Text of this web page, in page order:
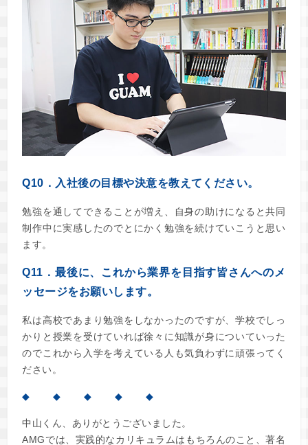
Q10．入社後の目標や決意を教えてください。
勉強を通してできることが増え、自身の助けになると共同
制作中に実感したのでとにかく勉強を続けていこうと思い
ます。
Q11．最後に、これから業界を目指す皆さんへのメ
ッセージをお願いします。
私は高校であまり勉強をしなかったのですが、学校でしっ
かりと授業を受けていれば徐々に知識が身についていった
のでこれから入学を考えている人も気負わずに頑張ってく
ださい。
◆ ◆ ◆ ◆ ◆
中山くん、ありがとうございました。
AMGでは、実践的なカリキュラムはもちろんのこと、著名